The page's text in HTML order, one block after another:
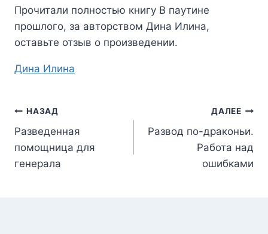
Прочитали полностью книгу В паутине
прошлого, за авторством Дина Илина,
оставьте отзыв о произведении.
Метки
Дина Илина
Навигация
по
записям
НАЗАД
Разведенная
помощница для
генерала
ДАЛЕЕ
Развод по-драконьи.
Работа над
ошибками